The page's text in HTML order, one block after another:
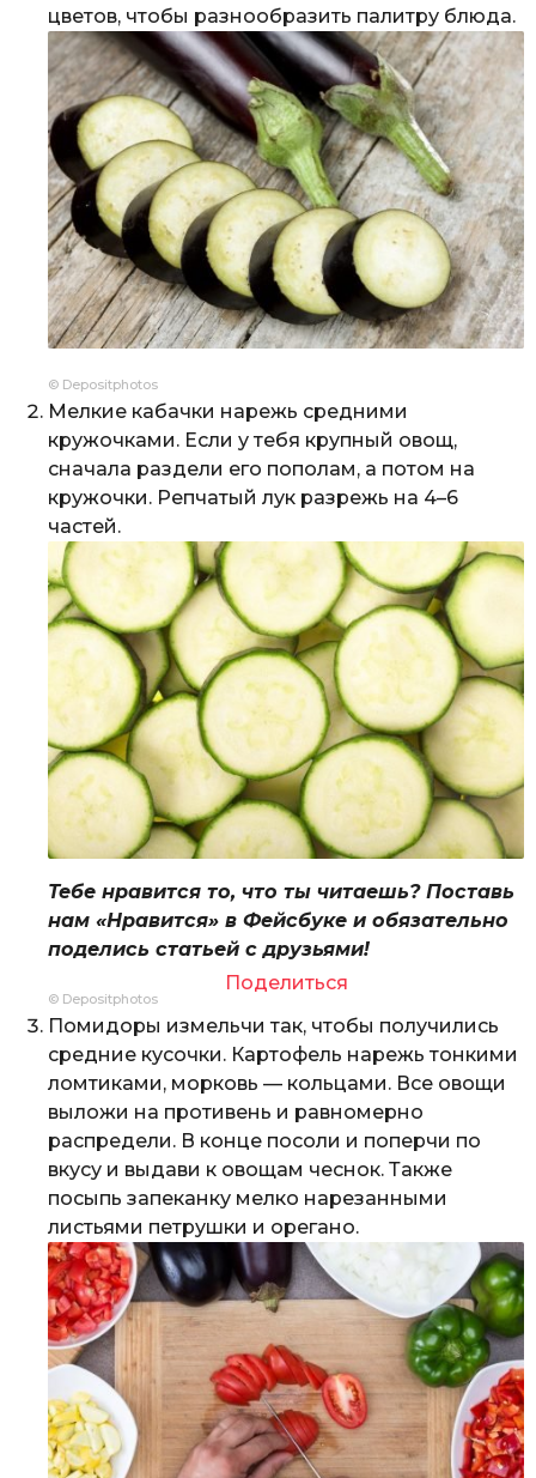
цветов, чтобы разнообразить палитру блюда.
© Depositphotos
Мелкие кабачки нарежь средними
кружочками. Если у тебя крупный овощ,
сначала раздели его пополам, а потом на
кружочки. Репчатый лук разрежь на 4–6
частей.
Тебе нравится то, что ты читаешь? Поставь
нам «Нравится» в Фейсбуке и обязательно
поделись статьей с друзьями!
Поделиться
© Depositphotos
Помидоры измельчи так, чтобы получились
средние кусочки. Картофель нарежь тонкими
ломтиками, морковь — кольцами. Все овощи
выложи на противень и равномерно
распредели. В конце посоли и поперчи по
вкусу и выдави к овощам чеснок. Также
посыпь запеканку мелко нарезанными
листьями петрушки и орегано.